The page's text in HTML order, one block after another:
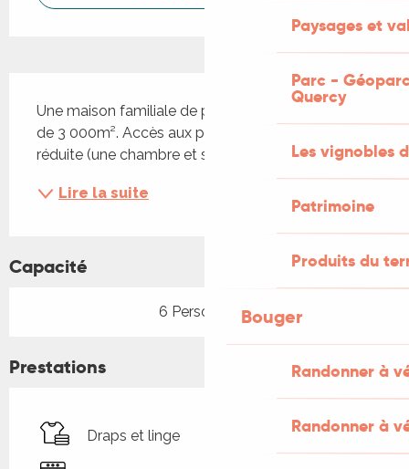
Paysages et
Parc -
Quercy
Les vignobles
Patrimoine
Produits du
Bouger
Randonner à
Randonner à
Une maison familiale de plein pied, dans un parc
de 3 000m². Accès aux personnes à mobilité
réduite (une chambre et salle de bain équipées)
Lire la suite
Capacité
6 Personne(s)
Prestations
Draps et linge